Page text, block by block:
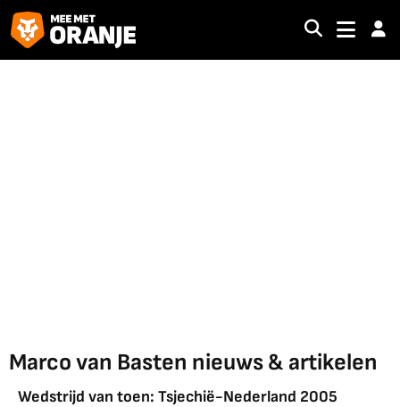
Marco van Basten nieuws & artikelen
Wedstrijd van toen: Tsjechië-Nederland 2005